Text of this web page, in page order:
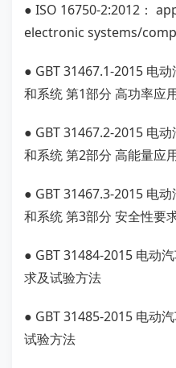
● ISO 16750-2:2012：
electronic systems/
● GBT 31467.1-2015 电
和系统 第1部分 高功率应
● GBT 31467.2-2015 电
和系统 第2部分 高能量应
● GBT 31467.3-2015 电
和系统 第3部分 安全性要
● GBT 31484-2015 电动
求及试验方法
● GBT 31485-2015 电动
试验方法